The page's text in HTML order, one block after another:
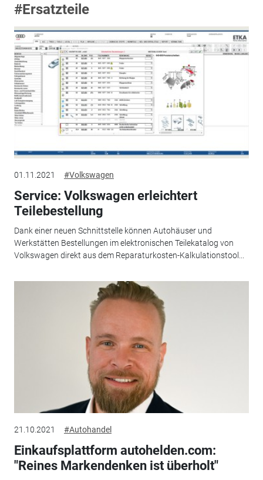
#Ersatzteile
01.11.2021 #Volkswagen
Service: Volkswagen erleichtert
Teilebestellung
Dank einer neuen Schnittstelle können Autohäuser und
Werkstätten Bestellungen im elektronischen Teilekatalog von
Volkswagen direkt aus dem Reparaturkosten-Kalkulationstool...
21.10.2021 #Autohandel
Einkaufsplattform autohelden.com:
"Reines Markendenken ist überholt"